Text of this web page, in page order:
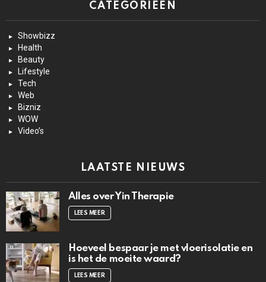
CATEGORIEËN
Showbizz
Health
Beauty
Lifestyle
Tech
Web
Bizniz
WOW
Video’s
LAATSTE NIEUWS
Alles over Yin Therapie
LEES MEER
Hoeveel bespaar je met vloerisolatie en
is het de moeite waard?
LEES MEER